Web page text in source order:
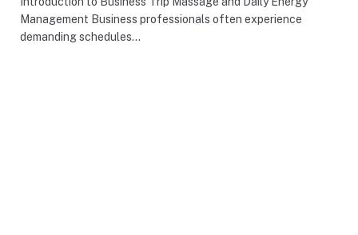
Management Business professionals often experience
demanding schedules…